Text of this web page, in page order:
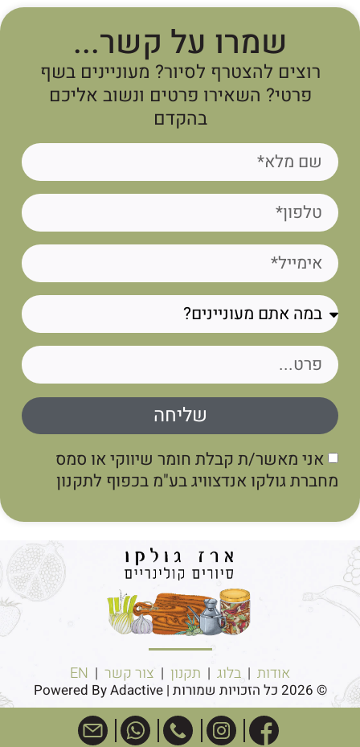
שמרו על קשר...
רוצים להצטרף לסיור? מעוניינים בשף
פרטי? השאירו פרטים ונשוב אליכם
בהקדם
אני מאשר/ת קבלת חומר שיווקי או סמס
גולקו אנדצוויג בע"מ בכפוף לתקנון
שליחה
אודות|בלוג |תקנון|צור קשר|
EN
© 2026 כל הזכויות שמורות | Powered By Adactive